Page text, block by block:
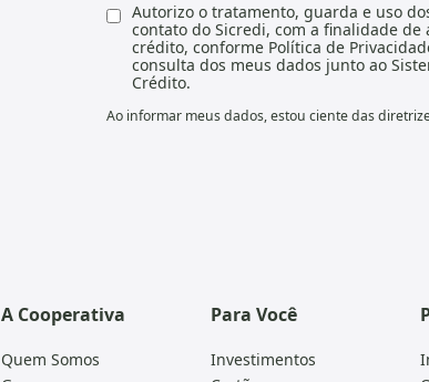
Autorizo o tratamento, guarda e uso
contato do Sicredi, com a finalidade
crédito, conforme Política de
consulta dos meus dados junto ao
Crédito.
Ao informar meus dados, estou ciente das
A Cooperativa
Quem Somos
Para Você
Investimentos